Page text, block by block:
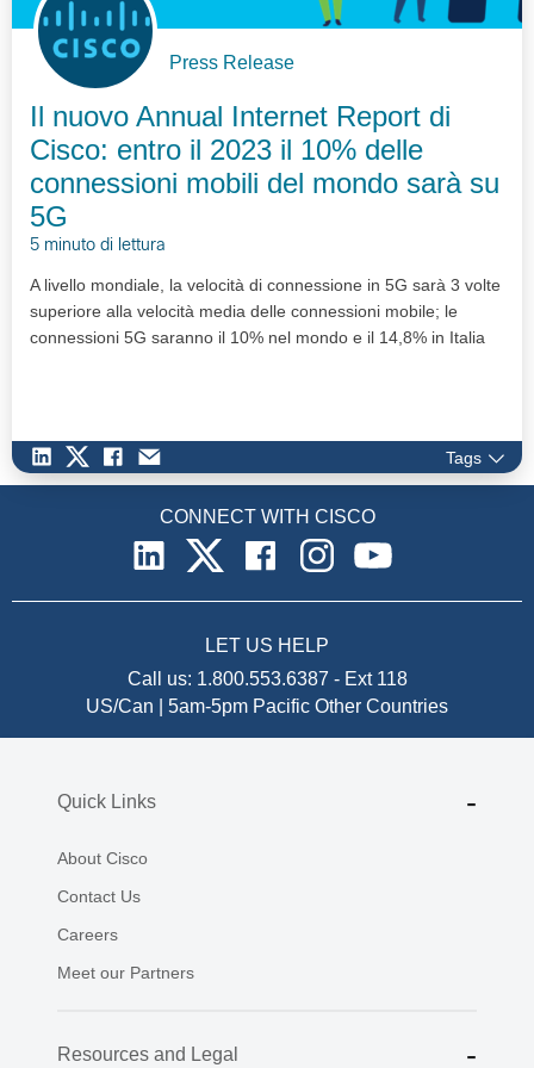
Press Release
Il nuovo Annual Internet Report di
Cisco: entro il 2023 il 10% delle
connessioni mobili del mondo sarà su
5G
5 minuto di lettura
A livello mondiale, la velocità di connessione in 5G sarà 3 volte
superiore alla velocità media delle connessioni mobile; le
connessioni 5G saranno il 10% nel mondo e il 14,8% in Italia
Tags
CONNECT WITH CISCO
LET US HELP
Call us: 1.800.553.6387 - Ext 118
US/Can | 5am-5pm Pacific Other Countries